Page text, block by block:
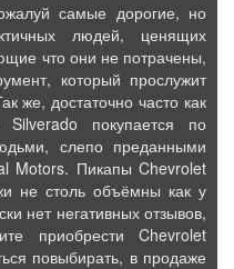
самые дорогие, но
людей, ценящих
что они не потрачены,
который прослужит
же, достаточно часто как
покупается по
слепо преданными
Motors. Пикапы Chevrolet
не столь объёмны как у
нет негативных отзывов,
приобрести Chevrolet
повыбирать, в продаже